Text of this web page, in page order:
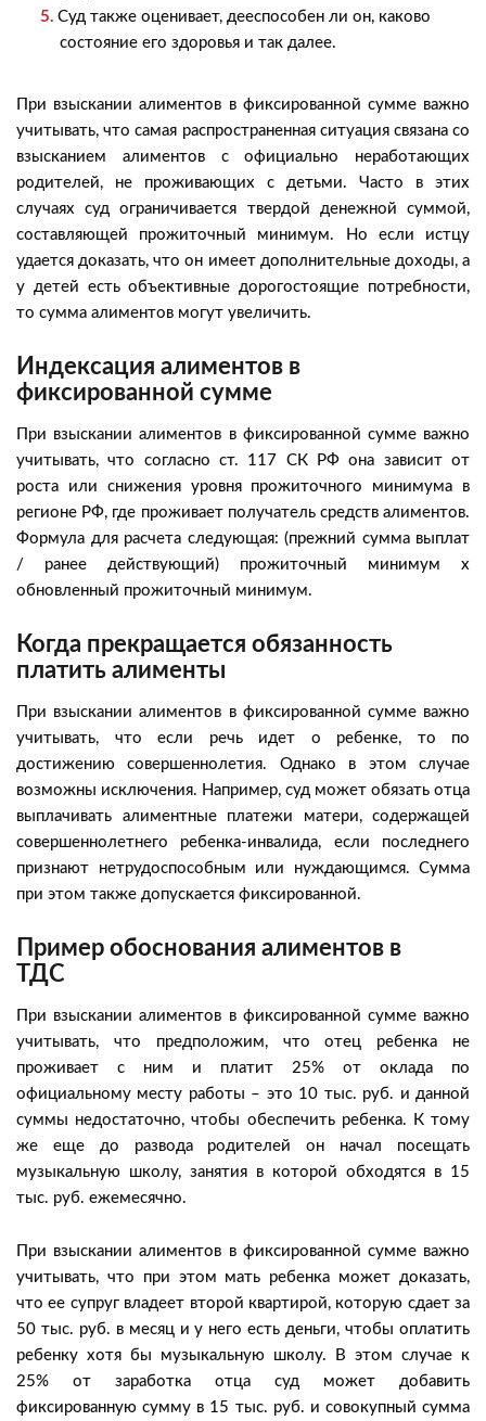
Суд также оценивает, дееспособен ли он, каково
состояние его здоровья и так далее.
При взыскании алиментов в фиксированной сумме важно
учитывать, что самая распространенная ситуация связана со
взысканием алиментов с официально неработающих
родителей, не проживающих с детьми. Часто в этих
случаях суд ограничивается твердой денежной суммой,
составляющей прожиточный минимум. Но если истцу
удается доказать, что он имеет дополнительные доходы, а
у детей есть объективные дорогостоящие потребности,
то сумма алиментов могут увеличить.
Индексация алиментов в
фиксированной сумме
При взыскании алиментов в фиксированной сумме важно
учитывать, что согласно ст. 117 СК РФ она зависит от
роста или снижения уровня прожиточного минимума в
регионе РФ, где проживает получатель средств алиментов.
Формула для расчета следующая: (прежний сумма выплат
/ ранее действующий) прожиточный минимум х
обновленный прожиточный минимум.
Когда прекращается обязанность
платить алименты
При взыскании алиментов в фиксированной сумме важно
учитывать, что если речь идет о ребенке, то по
достижению совершеннолетия. Однако в этом случае
возможны исключения. Например, суд может обязать отца
выплачивать алиментные платежи матери, содержащей
совершеннолетнего ребенка-инвалида, если последнего
признают нетрудоспособным или нуждающимся. Сумма
при этом также допускается фиксированной.
Пример обоснования алиментов в
ТДС
При взыскании алиментов в фиксированной сумме важно
учитывать, что предположим, что отец ребенка не
проживает с ним и платит 25% от оклада по
официальному месту работы – это 10 тыс. руб. и данной
суммы недостаточно, чтобы обеспечить ребенка. К тому
же еще до развода родителей он начал посещать
музыкальную школу, занятия в которой обходятся в 15
тыс. руб. ежемесячно.
При взыскании алиментов в фиксированной сумме важно
учитывать, что при этом мать ребенка может доказать,
что ее супруг владеет второй квартирой, которую сдает за
50 тыс. руб. в месяц и у него есть деньги, чтобы оплатить
ребенку хотя бы музыкальную школу. В этом случае к
25% от заработка отца суд может добавить
фиксированную сумму в 15 тыс. руб. и совокупный сумма